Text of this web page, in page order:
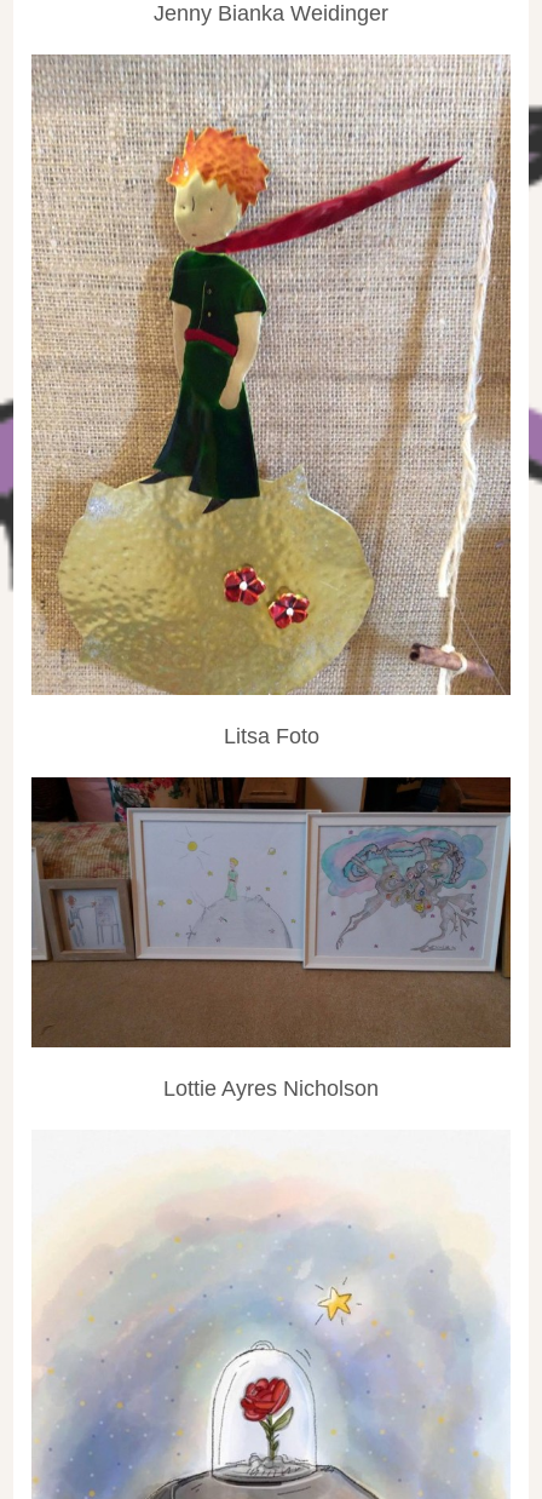
Jenny Bianka Weidinger
Litsa Foto
Lottie Ayres Nicholson